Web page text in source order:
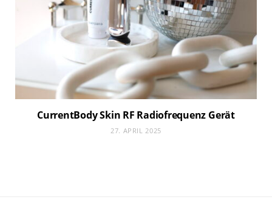
CurrentBody Skin RF Radiofrequenz Gerät
27. APRIL 2025